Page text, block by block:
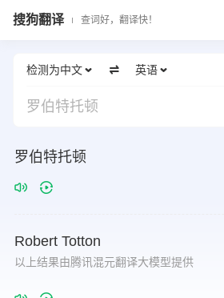
搜狗翻译 查词好，翻译快！
检测为中文 英语
罗伯特托顿
罗伯特托顿
Robert Totton
以上结果由腾讯混元翻译大模型提供